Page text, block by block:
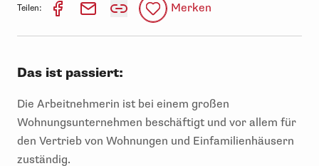
Teilen: Merken
Das ist passiert:
Die Arbeitnehmerin ist bei einem großen
Wohnungsunternehmen beschäftigt und vor allem für
den Vertrieb von Wohnungen und Einfamilienhäusern
zuständig.